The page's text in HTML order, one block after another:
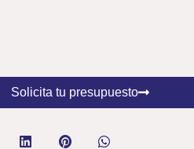
Solicita tu presupuesto